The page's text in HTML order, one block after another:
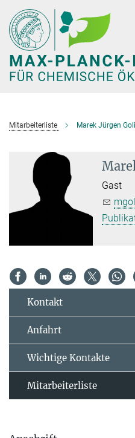
Hauptinhalt
Mitarbeiterliste Marek Jürgen
Gast
Kontakt
Anfahrt
Wichtige Kontakte
Mitarbeiterliste